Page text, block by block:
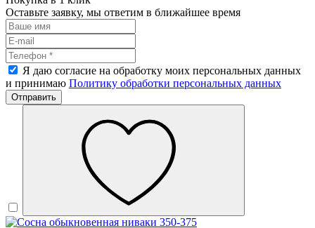
Оставьте заявку, мы ответим в ближайшее время
Я даю согласие на обработку моих персональных данных
и принимаю Политику обработки персональных данных
Отправить